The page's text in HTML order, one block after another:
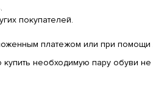
покупателей.
платежом или при помощи
необходимую пару обуви